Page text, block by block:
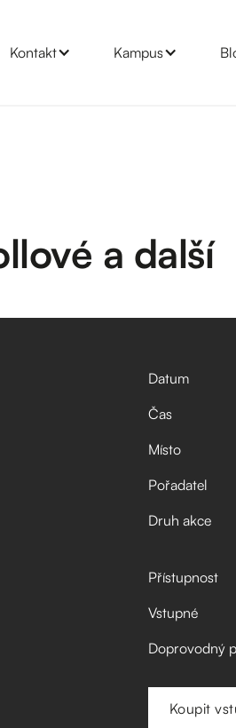
Kontakt Kampus
a další
Datum
Čas
Místo
Pořadatel
Druh akce
Přístupnost
Vstupné
Doprovodný
Koupit